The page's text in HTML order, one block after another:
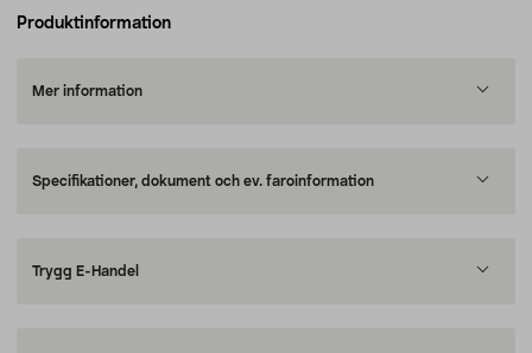
Produktinformation
Mer information
Specifikationer, dokument och ev. faroinformation
Trygg E-Handel